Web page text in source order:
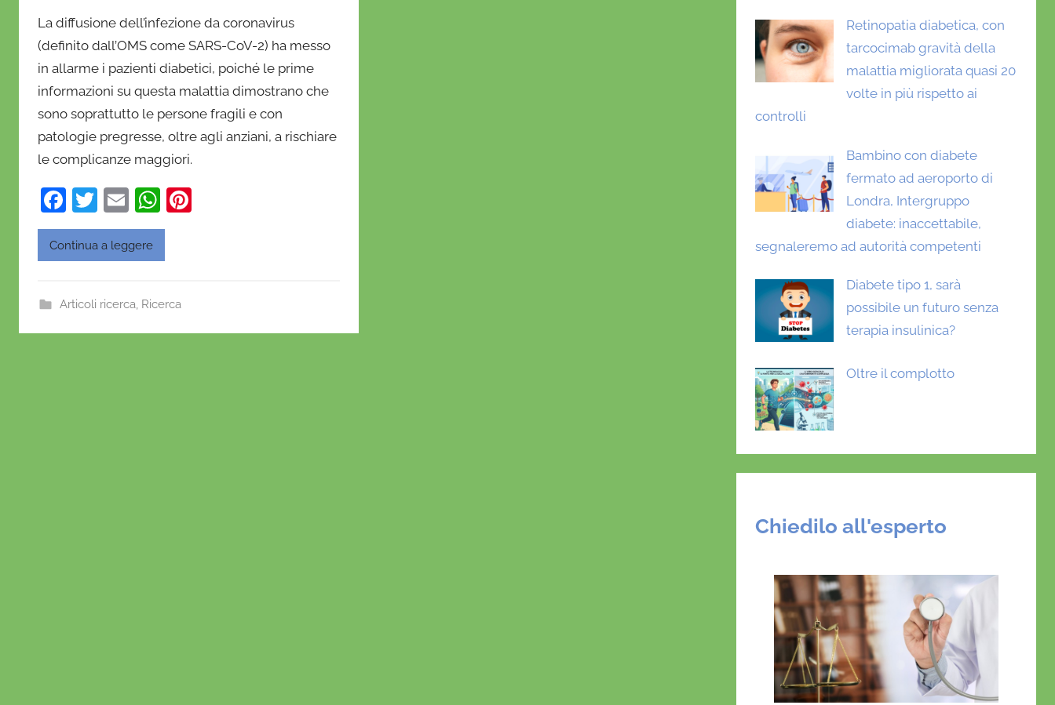
D
a
n
i
e
l
o
La diffusione dell’infezione da coronavirus
(definito dall’OMS come SARS-CoV-2) ha messo
in allarme i pazienti diabetici, poiché le prime
informazioni su questa malattia dimostrano che
sono soprattutto le persone fragili e con
patologie pregresse, oltre agli anziani, a rischiare
le complicanze maggiori.
F
a
c
b
T
w
itt
E
m
ai
W
h
A
Continua a leggere
Articoli ricerca, Ricerca
Retinopatia diabetica, con
tarcocimab gravità della
malattia migliorata quasi 20
volte in più rispetto ai
controlli
Bambino con diabete
fermato ad aeroporto di
Londra, Intergruppo
diabete: inaccettabile,
segnaleremo ad autorità competenti
Diabete tipo 1, sarà
possibile un futuro senza
terapia insulinica?
Oltre il complotto
Chiedilo all'esperto